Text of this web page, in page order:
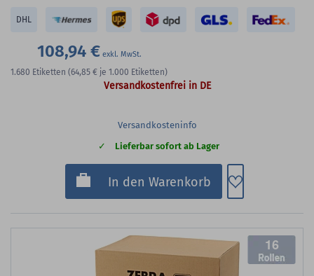
DHL
108,94 €
1.680 Etiketten (64,85 € je 1.000 Etiketten)
Versandkostenfrei in DE
Versandkosteninfo
Lieferbar sofort ab Lager
In den Warenkorb Zum
16